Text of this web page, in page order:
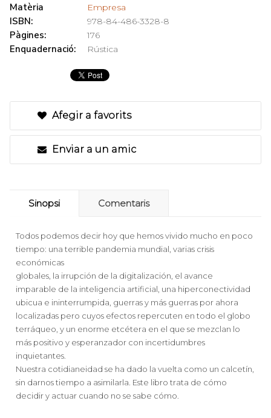
Matèria Empresa
ISBN: 978-84-486-3328-8
Pàgines: 176
Enquadernació: Rústica
Afegir a favorits
Enviar a un amic
Sinopsi Comentaris
Todos podemos decir hoy que hemos vivido mucho en poco
tiempo: una terrible pandemia mundial, varias crisis
económicas
globales, la irrupción de la digitalización, el avance
imparable de la inteligencia artificial, una hiperconectividad
ubicua e ininterrumpida, guerras y más guerras por ahora
localizadas pero cuyos efectos repercuten en todo el globo
terráqueo, y un enorme etcétera en el que se mezclan lo
más positivo y esperanzador con incertidumbres
inquietantes.
Nuestra cotidianeidad se ha dado la vuelta como un calcetín,
sin darnos tiempo a asimilarla. Este libro trata de cómo
decidir y actuar cuando no se sabe cómo.